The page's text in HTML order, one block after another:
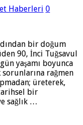
Haberleri 0
bir doğum
90, İnci Tuğsavul
yaşamı boyunca
sorunlarına rağmen
üreterek,
bir
sağlık …